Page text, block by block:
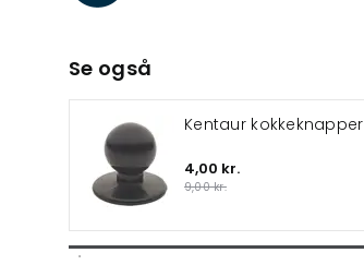
Se også
Kentaur kokkeknapper
4,00 kr.
9,00 kr.